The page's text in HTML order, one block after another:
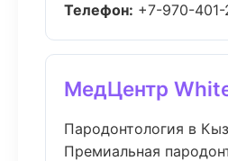
Телефон: +7-970-
МедЦентр
Пародонтология в
Премиальная